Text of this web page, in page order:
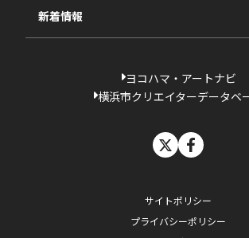
新着情報
ヨコハマ・アートナビ
横浜市クリエイターデータベ
サイトポリシー
プライバシーポリシー